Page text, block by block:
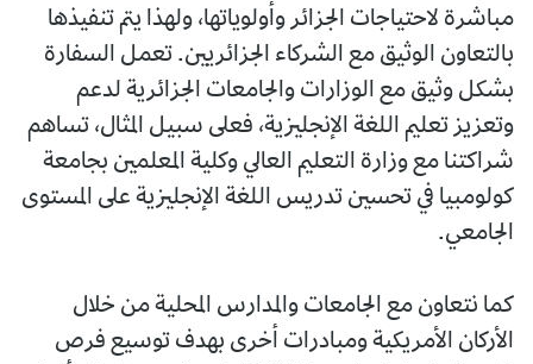
مباشرة لاحتياجات الجزائر وأولوياتها، ولهذا يتم تنفيذها
بالتعاون الوثيق مع الشركاء الجزائريين. تعمل السفارة
بشكل وثيق مع الوزارات والجامعات الجزائرية لدعم
وتعزيز تعليم اللغة الإنجليزية، فعلى سبيل المثال، تساهم
شراكتنا مع وزارة التعليم العالي وكلية المعلمين بجامعة
كولومبيا في تحسين تدريس اللغة الإنجليزية على المستوى
الجامعي.
كما نتعاون مع الجامعات والمدارس المحلية من خلال
الأركان الأمريكية ومبادرات أخرى بهدف توسيع فرص